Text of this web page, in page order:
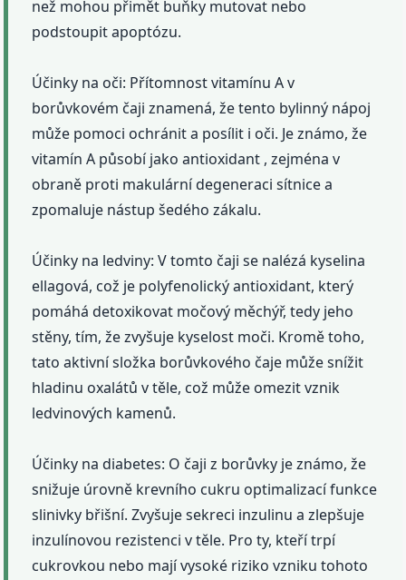
než mohou přimět buňky mutovat nebo
podstoupit apoptózu.
Účinky na oči: Přítomnost vitamínu A v
borůvkovém čaji znamená, že tento bylinný nápoj
může pomoci ochránit a posílit i oči. Je známo, že
vitamín A působí jako antioxidant , zejména v
obraně proti makulární degeneraci sítnice a
zpomaluje nástup šedého zákalu.
Účinky na ledviny: V tomto čaji se nalézá kyselina
ellagová, což je polyfenolický antioxidant, který
pomáhá detoxikovat močový měchýř, tedy jeho
stěny, tím, že zvyšuje kyselost moči. Kromě toho,
tato aktivní složka borůvkového čaje může snížit
hladinu oxalátů v těle, což může omezit vznik
ledvinových kamenů.
Účinky na diabetes: O čaji z borůvky je známo, že
snižuje úrovně krevního cukru optimalizací funkce
slinivky břišní. Zvyšuje sekreci inzulinu a zlepšuje
inzulínovou rezistenci v těle. Pro ty, kteří trpí
cukrovkou nebo mají vysoké riziko vzniku tohoto